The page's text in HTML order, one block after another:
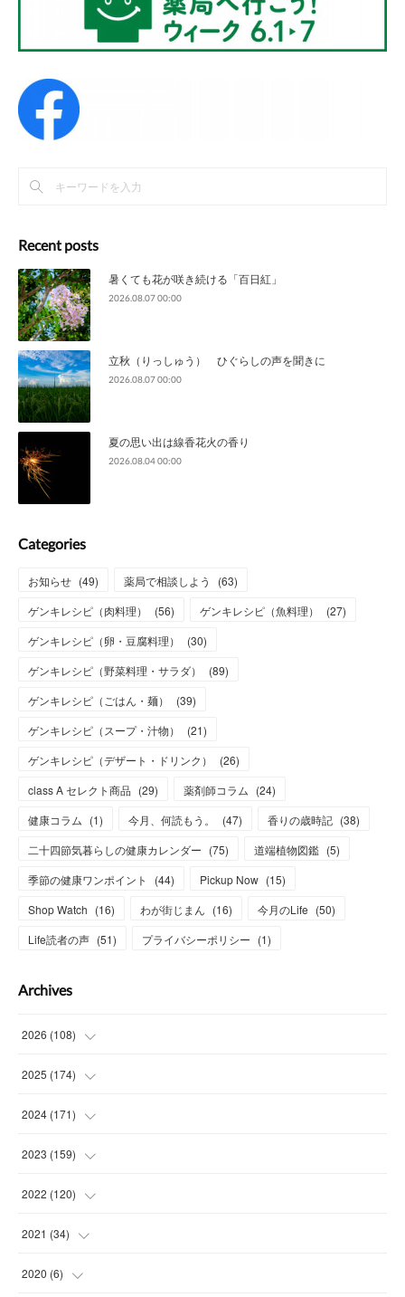
Recent posts
暑くても花が咲き続ける「百日紅」
2026.08.07 00:00
立秋（りっしゅう） ひぐらしの声を聞きに
2026.08.07 00:00
夏の思い出は線香花火の香り
2026.08.04 00:00
Categories
お知らせ (49) 薬局で相談しよう (63)
ゲンキレシピ（肉料理）
(56) ゲンキレシピ（魚料理） (27)
ゲンキレシピ（卵・豆腐料理）
(30)
ゲンキレシピ（野菜料理・サラダ）
(89)
ゲンキレシピ（ごはん・麺）
(39)
ゲンキレシピ（スープ・汁物）
(21)
ゲンキレシピ（デザート・ドリンク）
(26)
class A セレクト商品 (29) 薬剤師コラム (24)
健康コラム (1) 今月、何読もう。 (47) 香りの歳時記 (38)
二十四節気暮らしの健康カレンダー (75) 道端植物図鑑 (5)
季節の健康ワンポイント
(44) Pickup Now (15)
Shop Watch (16) わが街じまん (16) 今月のLife (50)
Life読者の声 (51) プライバシーポリシー (1)
Archives
2026 (108)
(6)
(15
(15
(13
2025 (174)
(14
(14
(15
(15
2024 (171)
(13
(13
(15
(
2023 (159)
(14
(14 )
(
2022 (120)
(14 )
( 13
2021 (34)
( )
2020 (6)